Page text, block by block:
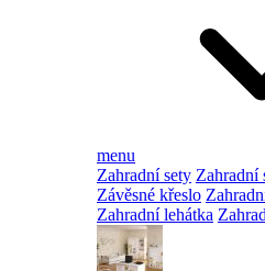
menu
Zahradní sety Zahradní
Závěsné křeslo
Zahradní lehátka